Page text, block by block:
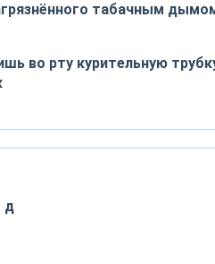
табачным
во рту курительную
д